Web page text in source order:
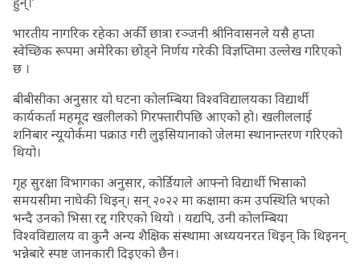
भारतीय नागरिक रहेका अर्की छात्रा रञ्जनी श्रीनिवासनले यसै हप्ता
स्वेच्छिक रूपमा अमेरिका छोड्ने निर्णय गरेकी विज्ञप्तिमा उल्लेख गरिएको
छ ।
बीबीसीका अनुसार यो घटना कोलम्बिया विश्वविद्यालयका विद्यार्थी
कार्यकर्ता महमूद खलीलको गिरफ्तारीपछि आएको हो। खलीललाई
शनिबार न्यूयोर्कमा पक्राउ गरी लुइसियानाको जेलमा स्थानान्तरण गरिएको
थियो।
गृह सुरक्षा विभागका अनुसार, कोर्डियाले आफ्नो विद्यार्थी भिसाको
समयसीमा नाघेकी थिइन्। सन् २०२२ मा कक्षामा कम उपस्थिति भएको
भन्दै उनको भिसा रद्द गरिएको थियो । यद्यपि, उनी कोलम्बिया
विश्वविद्यालय वा कुनै अन्य शैक्षिक संस्थामा अध्ययनरत थिइन् कि थिइनन्
भन्नेबारे स्पष्ट जानकारी दिइएको छैन।